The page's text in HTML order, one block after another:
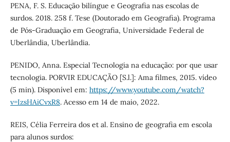
PENA, F. S. Educação bilíngue e Geografia nas escolas de
surdos. 2018. 258 f. Tese (Doutorado em Geografia). Programa
de Pós-Graduação em Geografia, Universidade Federal de
Uberlândia, Uberlândia.
PENIDO, Anna. Especial Tecnologia na educação: por que usar
tecnologia. PORVIR EDUCAÇÃO [S.l.]: Ama filmes, 2015. vídeo
(5 min). Disponível em: https://www.youtube.com/watch?
v=IzsHAiCvxR8. Acesso em 14 de maio, 2022.
REIS, Célia Ferreira dos et al. Ensino de geografia em escola
para alunos surdos: